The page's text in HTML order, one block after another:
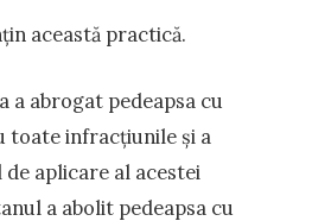
această practică.
a abrogat pedeapsa cu
toate infracțiunile și a
aplicare al acestei
a abolit pedeapsa cu